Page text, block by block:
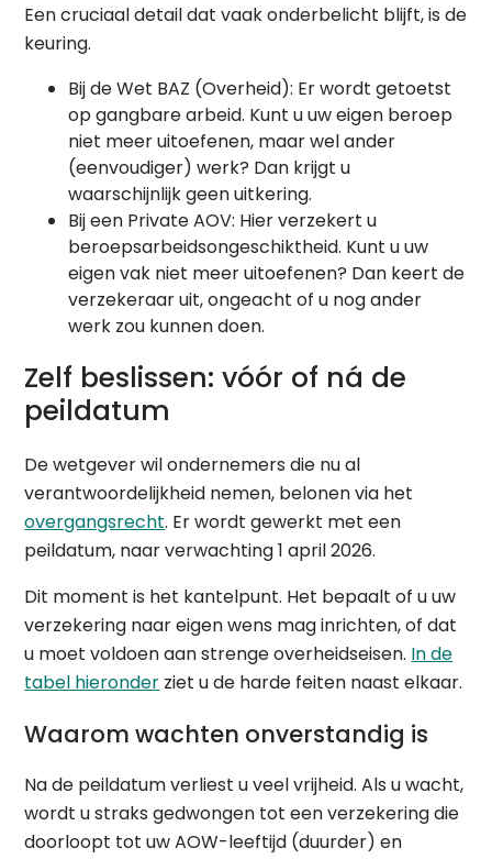
Een cruciaal detail dat vaak onderbelicht blijft, is de
keuring.
Bij de Wet BAZ (Overheid): Er wordt getoetst
op gangbare arbeid. Kunt u uw eigen beroep
niet meer uitoefenen, maar wel ander
(eenvoudiger) werk? Dan krijgt u
waarschijnlijk geen uitkering.
Bij een Private AOV: Hier verzekert u
beroepsarbeidsongeschiktheid. Kunt u uw
eigen vak niet meer uitoefenen? Dan keert de
verzekeraar uit, ongeacht of u nog ander
werk zou kunnen doen.
Zelf beslissen: vóór of ná de
peildatum
De wetgever wil ondernemers die nu al
verantwoordelijkheid nemen, belonen via het
overgangsrecht. Er wordt gewerkt met een
peildatum, naar verwachting 1 april 2026.
Dit moment is het kantelpunt. Het bepaalt of u uw
verzekering naar eigen wens mag inrichten, of dat
u moet voldoen aan strenge overheidseisen. In de
tabel hieronder ziet u de harde feiten naast elkaar.
Waarom wachten onverstandig is
Na de peildatum verliest u veel vrijheid. Als u wacht,
wordt u straks gedwongen tot een verzekering die
doorloopt tot uw AOW-leeftijd (duurder) en